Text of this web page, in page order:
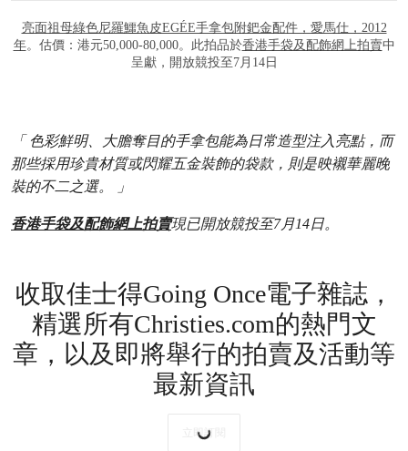
亮面祖母綠色尼羅鱷魚皮EGÉE手拿包附鈀金配件，愛馬仕，2012
年。估價：港元50,000-80,000。此拍品於香港手袋及配飾網上拍賣中
呈獻，開放競投至7月14日
「 色彩鮮明、大膽奪目的手拿包能為日常造型注入亮點，而
那些採用珍貴材質或閃耀五金裝飾的袋款，則是映襯華麗晚
裝的不二之選。 」
香港手袋及配飾網上拍賣現已開放競投至7月14日。
收取佳士得Going Once電子雜誌，
精選所有Christies.com的熱門文
章，以及即將舉行的拍賣及活動等
最新資訊
立即訂閱